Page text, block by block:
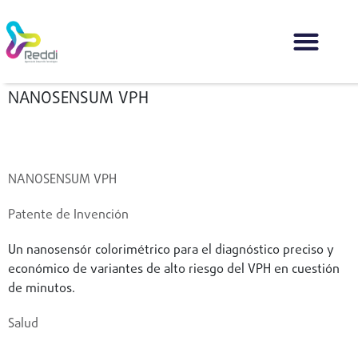
NANOSENSUM VPH
NANOSENSUM VPH
Patente de Invención
Un nanosensór colorimétrico para el diagnóstico preciso y
económico de variantes de alto riesgo del VPH en cuestión
de minutos.
Salud